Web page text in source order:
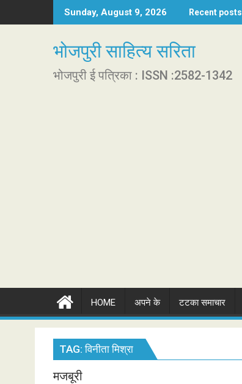
k
Sunday, August 9, 2026 Recent posts
भोजपुरी साहित्य सरिता
भोजपुरी ई पत्रिका : ISSN :2582-1342
HOME अपने के टटका समाचार
TAG:विनीता मिश्रा
मजबूरी